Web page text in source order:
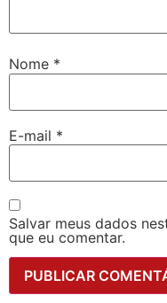
Nome *
E-mail *
Salvar meus dados
que eu comentar.